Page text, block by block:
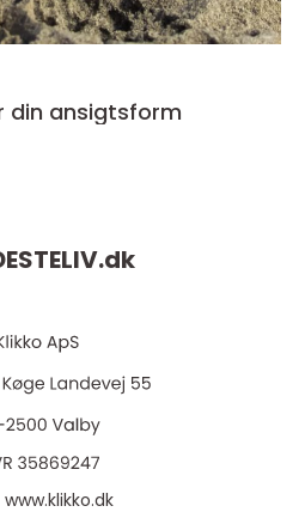
din ansigtsform
dk
www.klikko.dk